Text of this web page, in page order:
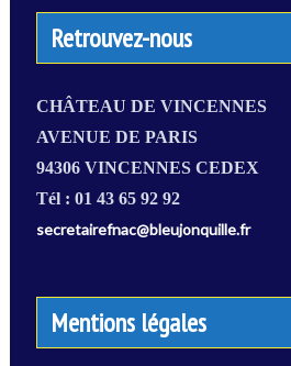
la
du
Retrouvez-nous
CHÂTEAU DE VINCENNES
AVENUE DE PARIS
94306 VINCENNES CEDEX
Tél : 01 43 65 92 92
secretairefnac@bleujonquille.fr
Mentions légales